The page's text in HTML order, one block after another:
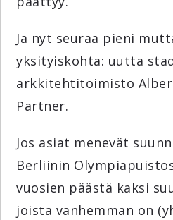
Ja nyt seuraa pieni
yksityiskohta: uutta
arkkitehtitoimisto
Partner.
Jos asiat menevät
Berliinin
vuosien päästä kaksi
joista vanhemman on